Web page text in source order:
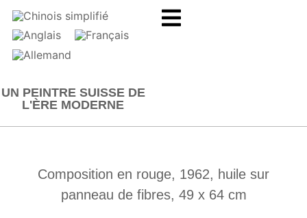
UN PEINTRE SUISSE DE
L'ÈRE MODERNE
Composition en rouge, 1962, huile sur
panneau de fibres, 49 x 64 cm